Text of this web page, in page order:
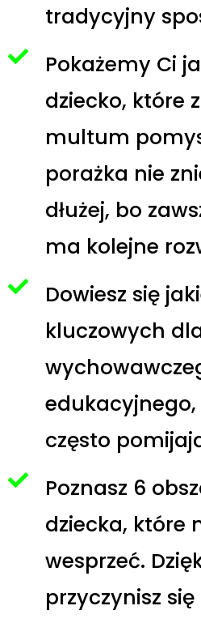
tradycyjny
Pokażemy Ci
dziecko, które
multum
porażka nie
dłużej, bo
ma kolejne
Dowiesz się
kluczowych
często
Poznasz 6
dziecka, które
wesprzeć.
przyczynisz